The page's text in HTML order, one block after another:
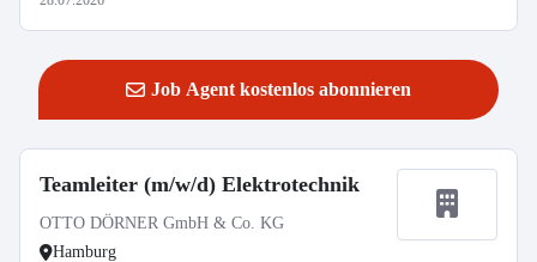
Job Agent kostenlos abonnieren
Teamleiter (m/w/d) Elektrotechnik
OTTO DÖRNER GmbH & Co. KG
Hamburg